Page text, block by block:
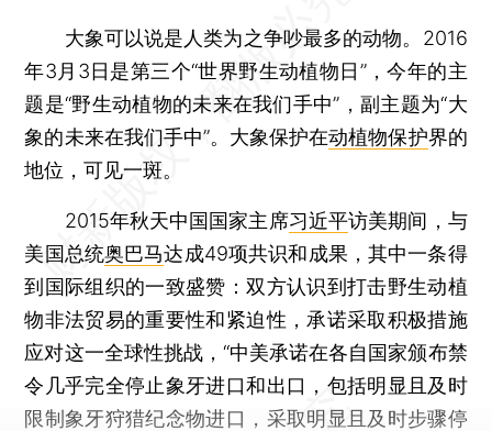
大象可以说是人类为之争吵最多的动物。2016
年3月3日是第三个“世界野生动植物日”，今年的主
题是“野生动植物的未来在我们手中”，副主题为“大
象的未来在我们手中”。大象保护在动植物保护界的
地位，可见一斑。
2015年秋天中国国家主席习近平访美期间，与
美国总统奥巴马达成49项共识和成果，其中一条得
到国际组织的一致盛赞：双方认识到打击野生动植
物非法贸易的重要性和紧迫性，承诺采取积极措施
应对这一全球性挑战，“中美承诺在各自国家颁布禁
令几乎完全停止象牙进口和出口，包括明显且及时
限制象牙狩猎纪念物进口，采取明显且及时步骤停